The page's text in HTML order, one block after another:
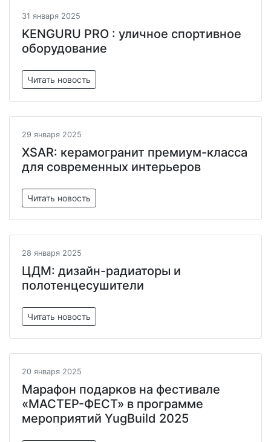
31 января 2025
KENGURU PRO : уличное спортивное
оборудование
Читать новость
29 января 2025
XSAR: керамогранит премиум-класса
для современных интерьеров
Читать новость
28 января 2025
ЦДМ: дизайн-радиаторы и
полотенцесушители
Читать новость
20 января 2025
Марафон подарков на фестивале
«МАСТЕР-ФЕСТ» в программе
мероприятий YugBuild 2025